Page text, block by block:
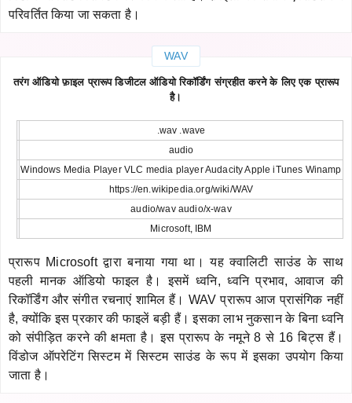
परिवर्तित किया जा सकता है।
WAV
तरंग ऑडियो फ़ाइल प्रारूप डिजीटल ऑडियो रिकॉर्डिंग संग्रहीत करने के लिए एक प्रारूप
है।
.wav .wave
audio
Windows Media Player VLC media player Audacity Apple iTunes Winamp
https://en.wikipedia.org/wiki/WAV
audio/wav audio/x-wav
Microsoft, IBM
प्रारूप Microsoft द्वारा बनाया गया था। यह क्वालिटी साउंड के साथ
पहली मानक ऑडियो फाइल है। इसमें ध्वनि, ध्वनि प्रभाव, आवाज की
रिकॉर्डिंग और संगीत रचनाएं शामिल हैं। WAV प्रारूप आज प्रासंगिक नहीं
है, क्योंकि इस प्रकार की फाइलें बड़ी हैं। इसका लाभ नुकसान के बिना ध्वनि
को संपीड़ित करने की क्षमता है। इस प्रारूप के नमूने 8 से 16 बिट्स हैं।
विंडोज ऑपरेटिंग सिस्टम में सिस्टम साउंड के रूप में इसका उपयोग किया
जाता है।